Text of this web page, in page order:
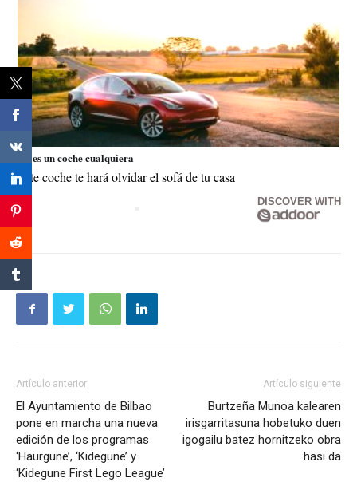
No es un coche cualquiera
Este coche te hará olvidar el sofá de tu casa
DISCOVER WITH
Artículo anterior
El Ayuntamiento de Bilbao
pone en marcha una nueva
edición de los programas
‘Haurgune’, ‘Kidegune’ y
‘Kidegune First Lego League’
Artículo siguiente
Burtzeña Munoa kalearen
irisgarritasuna hobetuko duen
igogailu batez hornitzeko obra
hasi da